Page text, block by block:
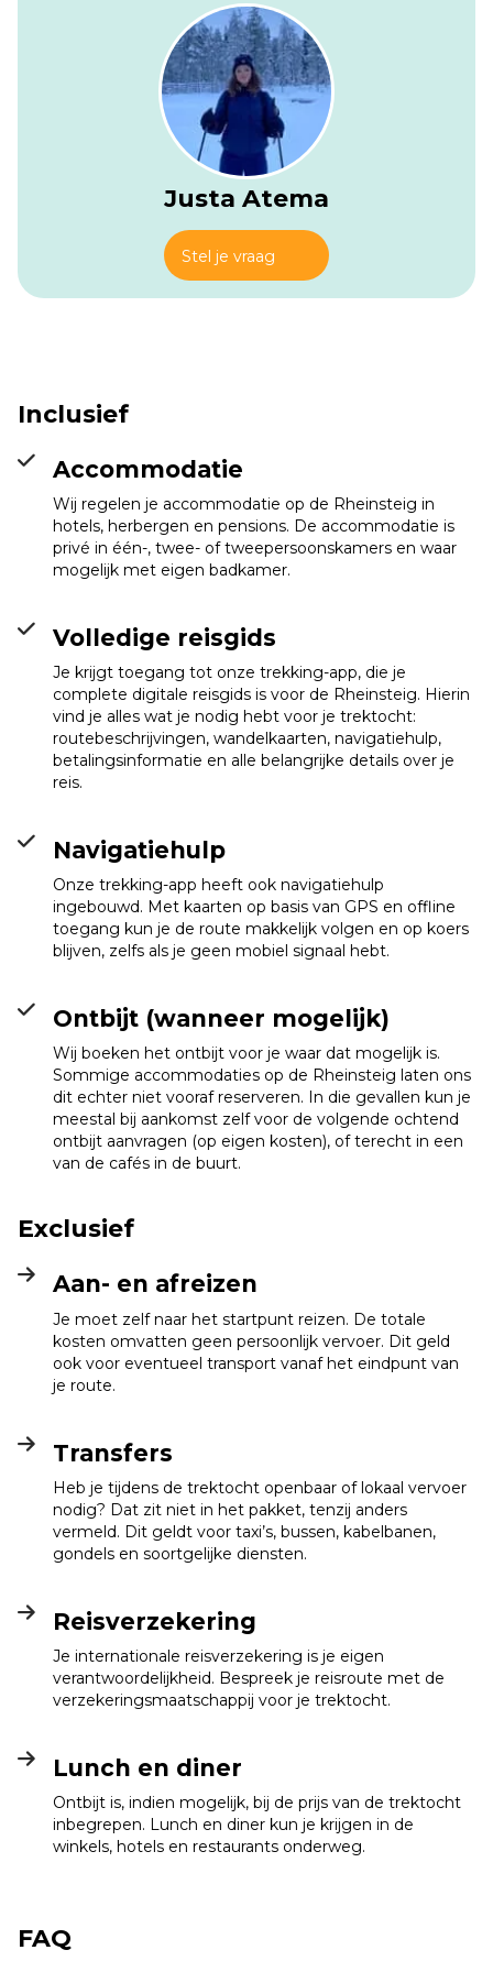
Gastehaus Weingut
Rossler (Lorch am
Justa Atema
Stel je vraag
Inclusief
Accommodatie
Wij regelen je accommodatie op de Rheinsteig in
hotels, herbergen en pensions. De accommodatie is
privé in één-, twee- of tweepersoonskamers en waar
mogelijk met eigen badkamer.
Volledige reisgids
Je krijgt toegang tot onze trekking-app, die je
complete digitale reisgids is voor de Rheinsteig. Hierin
vind je alles wat je nodig hebt voor je trektocht:
routebeschrijvingen, wandelkaarten, navigatiehulp,
betalingsinformatie en alle belangrijke details over je
reis.
Navigatiehulp
Onze trekking-app heeft ook navigatiehulp
ingebouwd. Met kaarten op basis van GPS en offline
toegang kun je de route makkelijk volgen en op koers
blijven, zelfs als je geen mobiel signaal hebt.
Ontbijt (wanneer mogelijk)
Wij boeken het ontbijt voor je waar dat mogelijk is.
Sommige accommodaties op de Rheinsteig laten ons
dit echter niet vooraf reserveren. In die gevallen kun je
meestal bij aankomst zelf voor de volgende ochtend
ontbijt aanvragen (op eigen kosten), of terecht in een
van de cafés in de buurt.
Exclusief
Aan- en afreizen
Je moet zelf naar het startpunt reizen. De totale
kosten omvatten geen persoonlijk vervoer. Dit geld
ook voor eventueel transport vanaf het eindpunt van
je route.
Transfers
Heb je tijdens de trektocht openbaar of lokaal vervoer
nodig? Dat zit niet in het pakket, tenzij anders
vermeld. Dit geldt voor taxi’s, bussen, kabelbanen,
gondels en soortgelijke diensten.
Reisverzekering
Je internationale reisverzekering is je eigen
verantwoordelijkheid. Bespreek je reisroute met de
verzekeringsmaatschappij voor je trektocht.
Lunch en diner
Ontbijt is, indien mogelijk, bij de prijs van de trektocht
inbegrepen. Lunch en diner kun je krijgen in de
winkels, hotels en restaurants onderweg.
FAQ